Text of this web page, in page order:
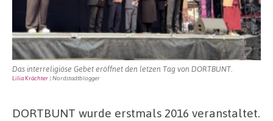
Das interreligiöse Gebet eröffnet den letzen Tag von DORTBUNT.
Lilia Krächter | Nordstadtblogger
DORTBUNT wurde erstmals 2016 veranstaltet.